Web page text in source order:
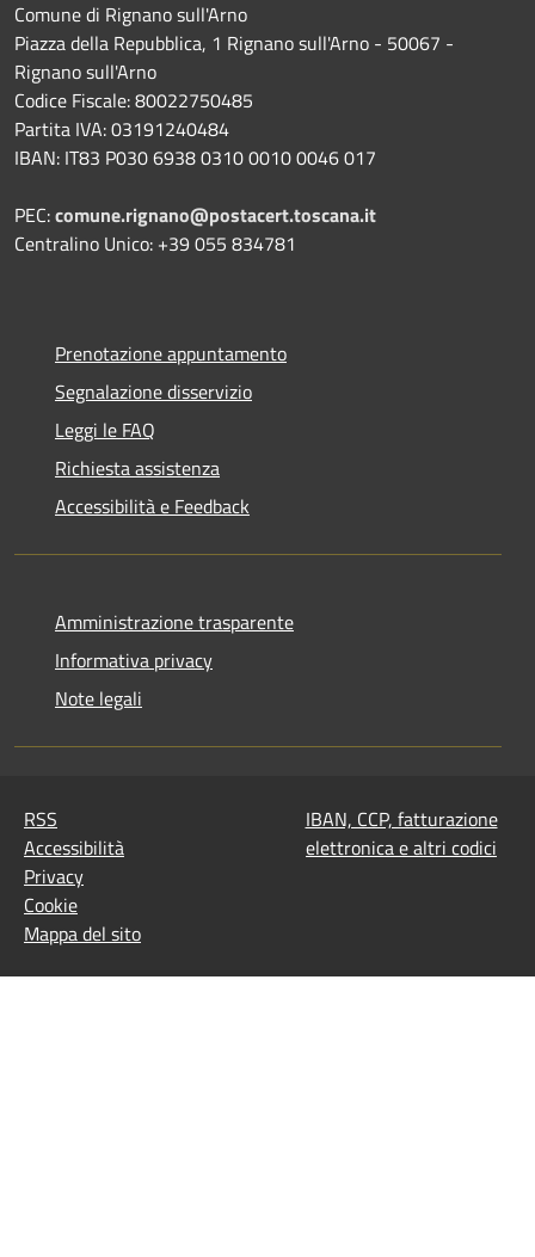
Comune di Rignano sull'Arno
Piazza della Repubblica, 1 Rignano sull'Arno - 50067 -
Rignano sull'Arno
Codice Fiscale: 80022750485
Partita IVA: 03191240484
IBAN: IT83 P030 6938 0310 0010 0046 017
PEC:comune.rignano@postacert.toscana.it
Centralino Unico: +39 055 834781
Prenotazione appuntamento
Segnalazione disservizio
Leggi le FAQ
Richiesta assistenza
Accessibilità e Feedback
Amministrazione trasparente
Informativa privacy
Note legali
RSS
Accessibilità
Privacy
Cookie
Mappa del sito
IBAN, CCP, fatturazione
elettronica e altri codici